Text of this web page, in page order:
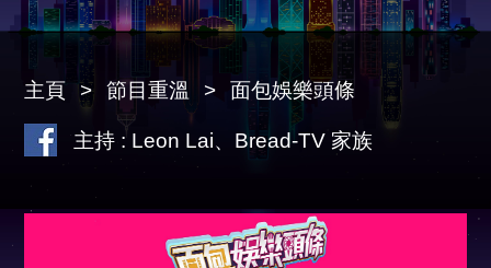
主頁 節目重溫 面包娛樂頭條
主持 : Leon Lai、Bread-TV 家族